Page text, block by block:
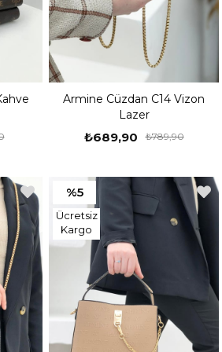
Kadın Alçak Topuklu Ayakkabı, Kadın
Kadın Topuklu Sandalet,Kadın Abiye
Ayakkabı,Kadın Babet ,
, Kadın Deri Terlik , Kadın Düz
Kadın Sandalet Kadın Deri Sandalet
,Kadın Omuz ve Kol Çantası
Portföy Çanta Kadın Armine Çanta,
,Kadın Beinsteps Ayakkabı,Kadın
Kadın Hammerjack
Armine Cüzdan C14 Vizon
Lazer
₺689,90 ₺789,90
%5
Ücretsiz
Kargo